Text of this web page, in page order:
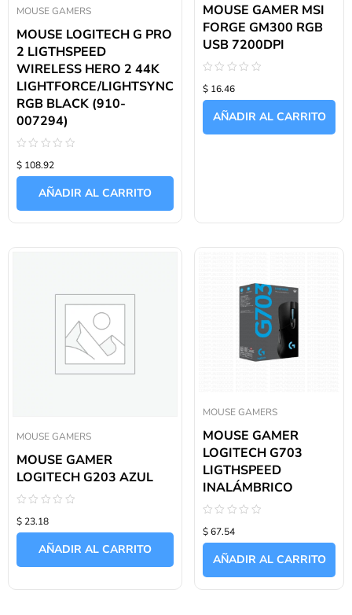
MOUSE GAMERS
MOUSE LOGITECH G PRO
2 LIGTHSPEED
WIRELESS HERO 2 44K
LIGHTFORCE/LIGHTSYNC
RGB BLACK (910-
007294)
con
0
$ 108.92
AÑADIR AL CARRITO
MOUSE GAMER MSI
FORGE GM300 RGB
USB 7200DPI
con
0
$ 16.46
AÑADIR AL CARRITO
MOUSE GAMERS
MOUSE GAMER
LOGITECH G203 AZUL
con
0
$ 23.18
AÑADIR AL CARRITO
MOUSE GAMERS
MOUSE GAMER
LOGITECH G703
LIGTHSPEED
INALÁMBRICO
con
0
$ 67.54
AÑADIR AL CARRITO